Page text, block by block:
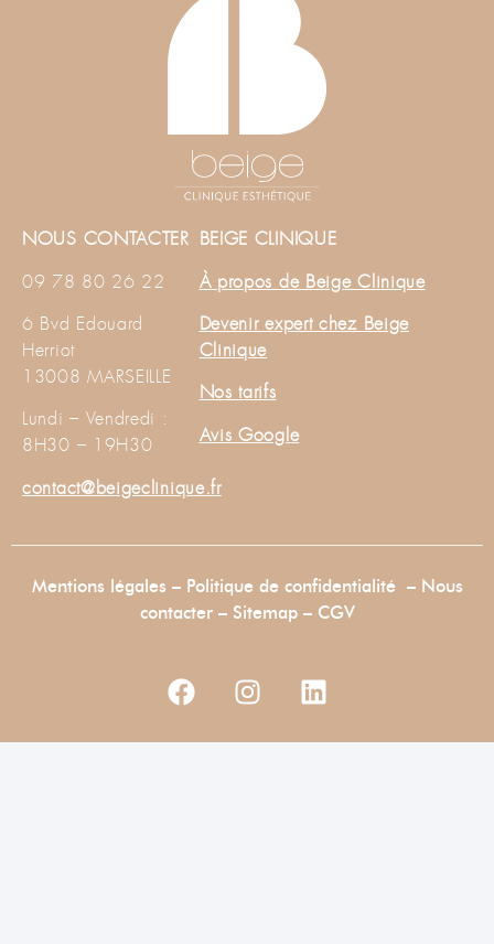
NOUS CONTACTER
09 78 80 26 22
6 Bvd Edouard
Herriot
13008 MARSEILLE
Lundi – Vendredi :
8H30 – 19H30
contact@beigeclinique.fr
BEIGE CLINIQUE
À propos de Beige Clinique
Devenir expert chez Beige
Clinique
Nos tarifs
Avis Google
Mentions légales – Politique de confidentialité– Nous
contacter – Sitemap – CGV